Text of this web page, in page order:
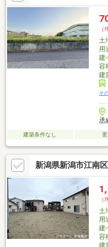
（
土
用
建
容
建
そ
丞
建築条件なし
新潟県新潟市江南
（
土
用
建
容
建